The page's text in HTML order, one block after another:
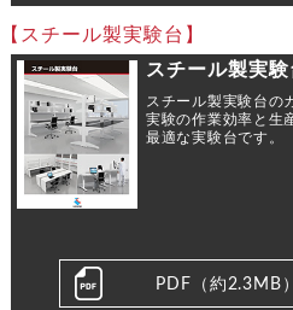
【スチール製実験台】
スチール製実験
スチール製実験台の
実験の作業効率と生
最適な実験台です。
PDF（約2.3MB）